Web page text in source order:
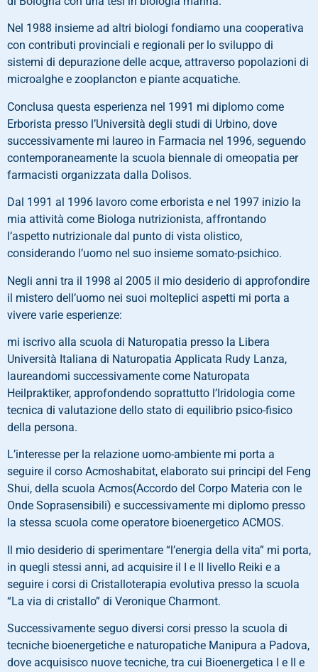
Nel 1988 insieme ad altri biologi fondiamo una cooperativa
con contributi provinciali e regionali per lo sviluppo di
sistemi di depurazione delle acque, attraverso popolazioni di
microalghe e zooplancton e piante acquatiche.
Conclusa questa esperienza nel 1991 mi diplomo come
Erborista presso l’Università degli studi di Urbino, dove
successivamente mi laureo in Farmacia nel 1996, seguendo
contemporaneamente la scuola biennale di omeopatia per
farmacisti organizzata dalla Dolisos.
Dal 1991 al 1996 lavoro come erborista e nel 1997 inizio la
mia attività come Biologa nutrizionista, affrontando
l’aspetto nutrizionale dal punto di vista olistico,
considerando l’uomo nel suo insieme somato-psichico.
Negli anni tra il 1998 al 2005 il mio desiderio di approfondire
il mistero dell’uomo nei suoi molteplici aspetti mi porta a
vivere varie esperienze:
mi iscrivo alla scuola di Naturopatia presso la Libera
Università Italiana di Naturopatia Applicata Rudy Lanza,
laureandomi successivamente come Naturopata
Heilpraktiker, approfondendo soprattutto l’Iridologia come
tecnica di valutazione dello stato di equilibrio psico-fisico
della persona.
L’interesse per la relazione uomo-ambiente mi porta a
seguire il corso Acmoshabitat, elaborato sui principi del Feng
Shui, della scuola Acmos(Accordo del Corpo Materia con le
Onde Soprasensibili) e successivamente mi diplomo presso
la stessa scuola come operatore bioenergetico ACMOS.
Il mio desiderio di sperimentare “l’energia della vita” mi porta,
in quegli stessi anni, ad acquisire il I e II livello Reiki e a
seguire i corsi di Cristalloterapia evolutiva presso la scuola
“La via di cristallo” di Veronique Charmont.
Successivamente seguo diversi corsi presso la scuola di
tecniche bioenergetiche e naturopatiche Manipura a Padova,
dove acquisisco nuove tecniche, tra cui Bioenergetica I e II e